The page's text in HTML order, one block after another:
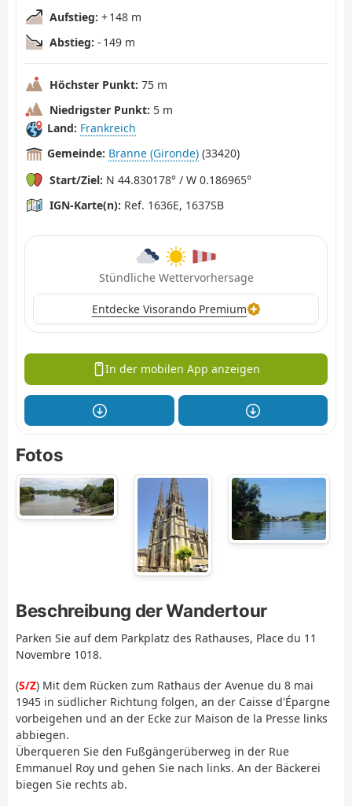
Aufstieg: + 148 m
Abstieg: - 149 m
Höchster Punkt: 75 m
Niedrigster Punkt: 5 m
Land: Frankreich
Gemeinde: Branne (Gironde) (33420)
Start/Ziel: N 44.830178° / W 0.186965°
IGN-Karte(n): Ref. 1636E, 1637SB
Stündliche Wettervorhersage
Entdecke Visorando Premium
In der mobilen App anzeigen
Fotos
Beschreibung der Wandertour
Parken Sie auf dem Parkplatz des Rathauses, Place du 11
Novembre 1018.
(S/Z) Mit dem Rücken zum Rathaus der Avenue du 8 mai
1945 in südlicher Richtung folgen, an der Caisse d'Épargne
vorbeigehen und an der Ecke zur Maison de la Presse links
abbiegen.
Überqueren Sie den Fußgängerüberweg in der Rue
Emmanuel Roy und gehen Sie nach links. An der Bäckerei
biegen Sie rechts ab.